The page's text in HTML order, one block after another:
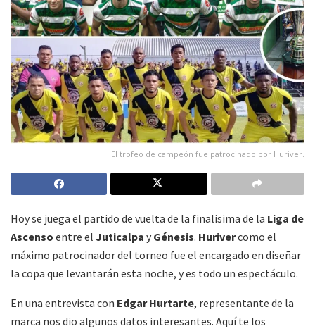
El trofeo de campeón fue patrocinado por Huriver.
Hoy se juega el partido de vuelta de la finalisima de la Liga de
Ascenso entre el Juticalpa y Génesis. Hurivercomo el
máximo patrocinador del torneo fue el encargado en diseñar
la copa que levantarán esta noche, y es todo un espectáculo.
En una entrevista con Edgar Hurtarte, representante de la
marca nos dio algunos datos interesantes. Aquí te los